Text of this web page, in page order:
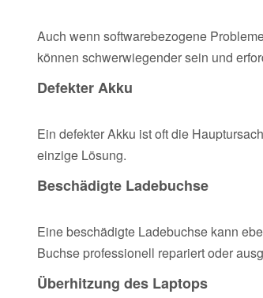
Auch wenn softwarebezogene
können schwerwiegender sein und
Defekter Akku
Ein defekter Akku ist oft die
einzige Lösung.
Beschädigte Ladebuchse
Eine beschädigte Ladebuchse kann
Buchse professionell repariert oder
Überhitzung des Laptops